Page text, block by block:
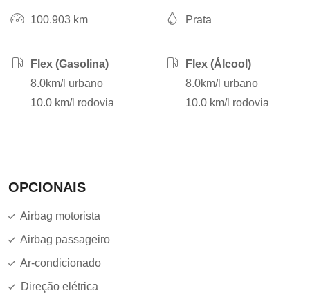
100.903 km Prata
Flex (Gasolina)
8.0km/l urbano
10.0 km/l rodovia
Flex (Álcool)
8.0km/l urbano
10.0 km/l rodovia
OPCIONAIS
Airbag motorista
Airbag passageiro
Ar-condicionado
Direção elétrica